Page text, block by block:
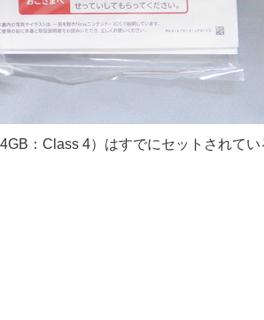
：Class 4）はすでにセットされてい